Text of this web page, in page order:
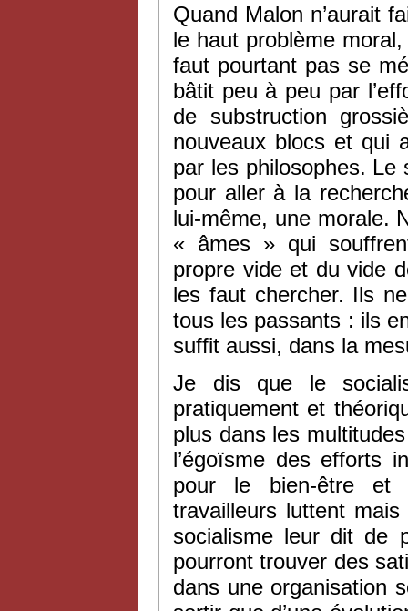
Quand Malon n’aurait
le haut problème
faut pourtant pas se
bâtit peu à peu par
de substruction
nouveaux blocs et qui
par les philosophes. Le
pour aller à la
lui-même, une morale.
« âmes » qui
propre vide et du vide
les faut chercher. Ils
tous les passants : ils
suffit aussi, dans la
Je dis que le
pratiquement et
plus dans les
l’égoïsme des efforts
pour le bien-être et
travailleurs luttent
socialisme leur dit de
pourront trouver des
dans une organisation